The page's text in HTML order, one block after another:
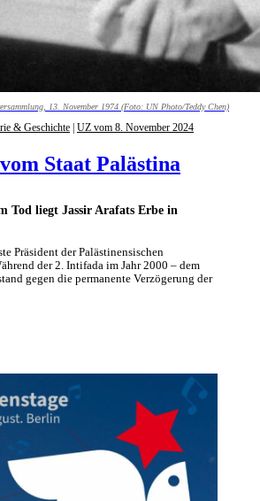
13. November 1974 (Foto: UN Photo/Teddy Chen)
Tod liegt Jassir Arafats Erbe in
Staat Palästina
& Geschichte UZ vom 8. November 2024
Präsident der Palästinensischen
der 2. Intifada im Jahr 2000 – dem
gegen die permanente Verzögerung der